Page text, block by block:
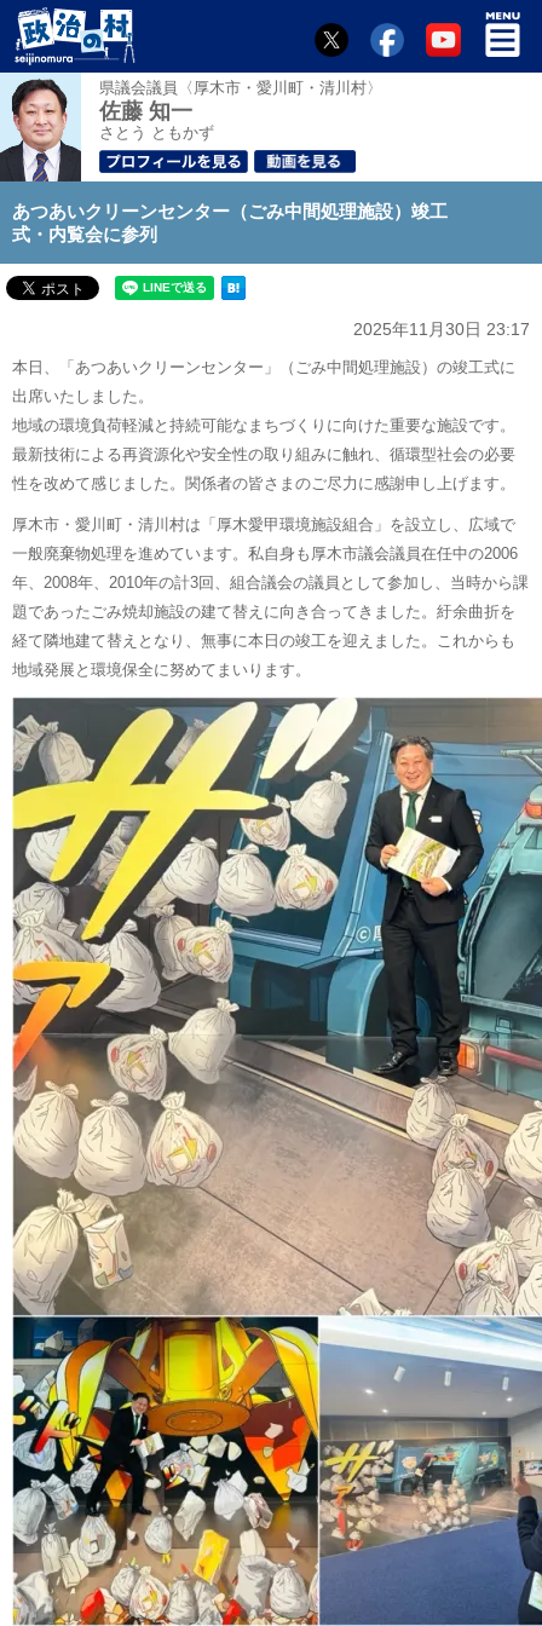
県議会議員〈厚木市・愛川町・清川村〉
佐藤 知一
さとう ともかず
あつあいクリーンセンター（ごみ中間処理施設）竣工
式・内覧会に参列
2025年11月30日 23:17
本日、「あつあいクリーンセンター」（ごみ中間処理施設）の竣工式に
出席いたしました。
地域の環境負荷軽減と持続可能なまちづくりに向けた重要な施設です。
最新技術による再資源化や安全性の取り組みに触れ、循環型社会の必要
性を改めて感じました。関係者の皆さまのご尽力に感謝申し上げます。
厚木市・愛川町・清川村は「厚木愛甲環境施設組合」を設立し、広域で
一般廃棄物処理を進めています。私自身も厚木市議会議員在任中の2006
年、2008年、2010年の計3回、組合議会の議員として参加し、当時から課
題であったごみ焼却施設の建て替えに向き合ってきました。紆余曲折を
経て隣地建て替えとなり、無事に本日の竣工を迎えました。これからも
地域発展と環境保全に努めてまいります。